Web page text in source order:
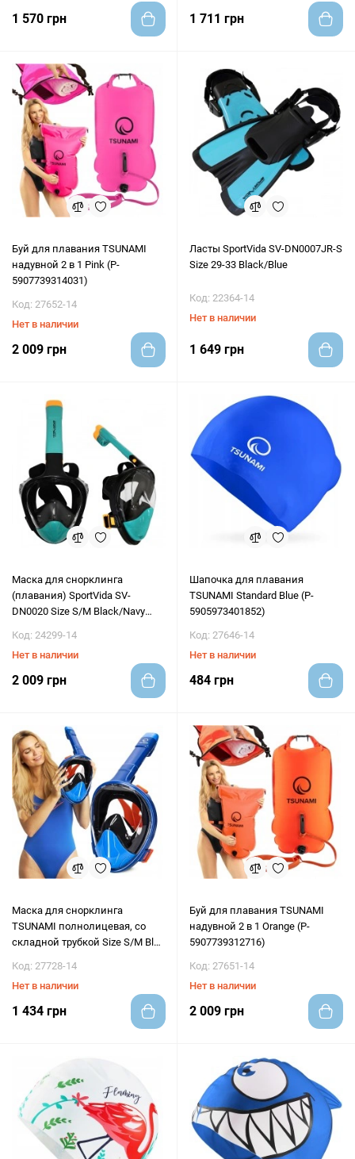
1 570 грн 1 711 грн
Буй для плавания TSUNAMI
надувной 2 в 1 Pink (P-
5907739314031)
Код: 27652-14
Нет в наличии
2 009 грн
Ласты SportVida SV-DN0007JR-S
Size 29-33 Black/Blue
Код: 22364-14
Нет в наличии
1 649 грн
Маска для снорклинга
(плавания) SportVida SV-
DN0020 Size S/M Black/Navy
Код: 24299-14
Нет в наличии
2 009 грн
Шапочка для плавания
TSUNAMI Standard Blue (P-
5905973401852)
Код: 27646-14
Нет в наличии
484 грн
Маска для снорклинга
TSUNAMI полнолицевая, со
складной трубкой Size S/M Blue
Код: 27728-14
Нет в наличии
1 434 грн
Буй для плавания TSUNAMI
надувной 2 в 1 Orange (P-
5907739312716)
Код: 27651-14
Нет в наличии
2 009 грн